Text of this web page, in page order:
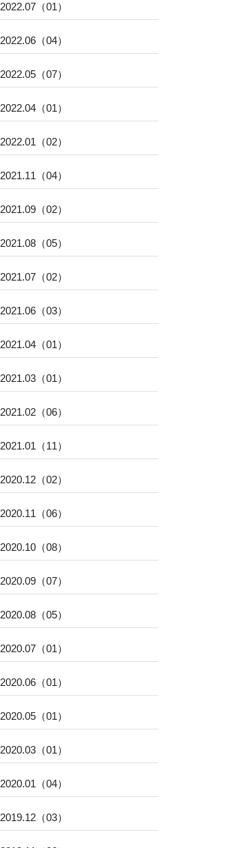
2022.07（01）
2022.06（04）
2022.05（07）
2022.04（01）
2022.01（02）
2021.11（04）
2021.09（02）
2021.08（05）
2021.07（02）
2021.06（03）
2021.04（01）
2021.03（01）
2021.02（06）
2021.01（11）
2020.12（02）
2020.11（06）
2020.10（08）
2020.09（07）
2020.08（05）
2020.07（01）
2020.06（01）
2020.05（01）
2020.03（01）
2020.01（04）
2019.12（03）